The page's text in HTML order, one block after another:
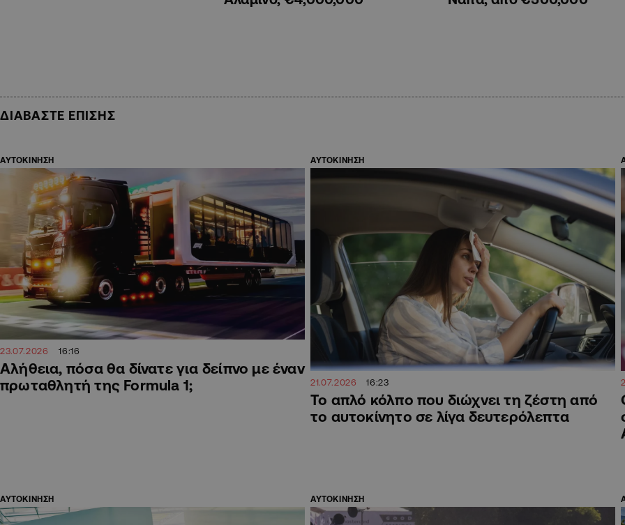
ΔΙΑΒΑΣΤΕ ΕΠΙΣΗΣ
ΑΥΤΟΚΙΝΗΣΗ
23.07.2026 16:16
Αλήθεια, πόσα θα δίνατε για δείπνο με έναν
πρωταθλητή της Formula 1;
ΑΥΤΟΚΙΝΗΣΗ
21.07.2026 16:23
Το απλό κόλπο που διώχνει τη ζέστη από
το αυτοκίνητο σε λίγα δευτερόλεπτα
ΑΥΤΟΚΙΝΗΣΗ ΑΥΤΟΚΙΝΗΣΗ